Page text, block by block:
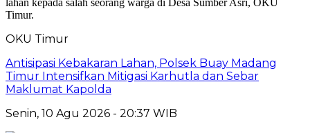
OKU Timur
Antisipasi Kebakaran Lahan, Polsek Buay Madang
Timur Intensifkan Mitigasi Karhutla dan Sebar
Maklumat Kapolda
Senin, 10 Agu 2026 - 20:37 WIB